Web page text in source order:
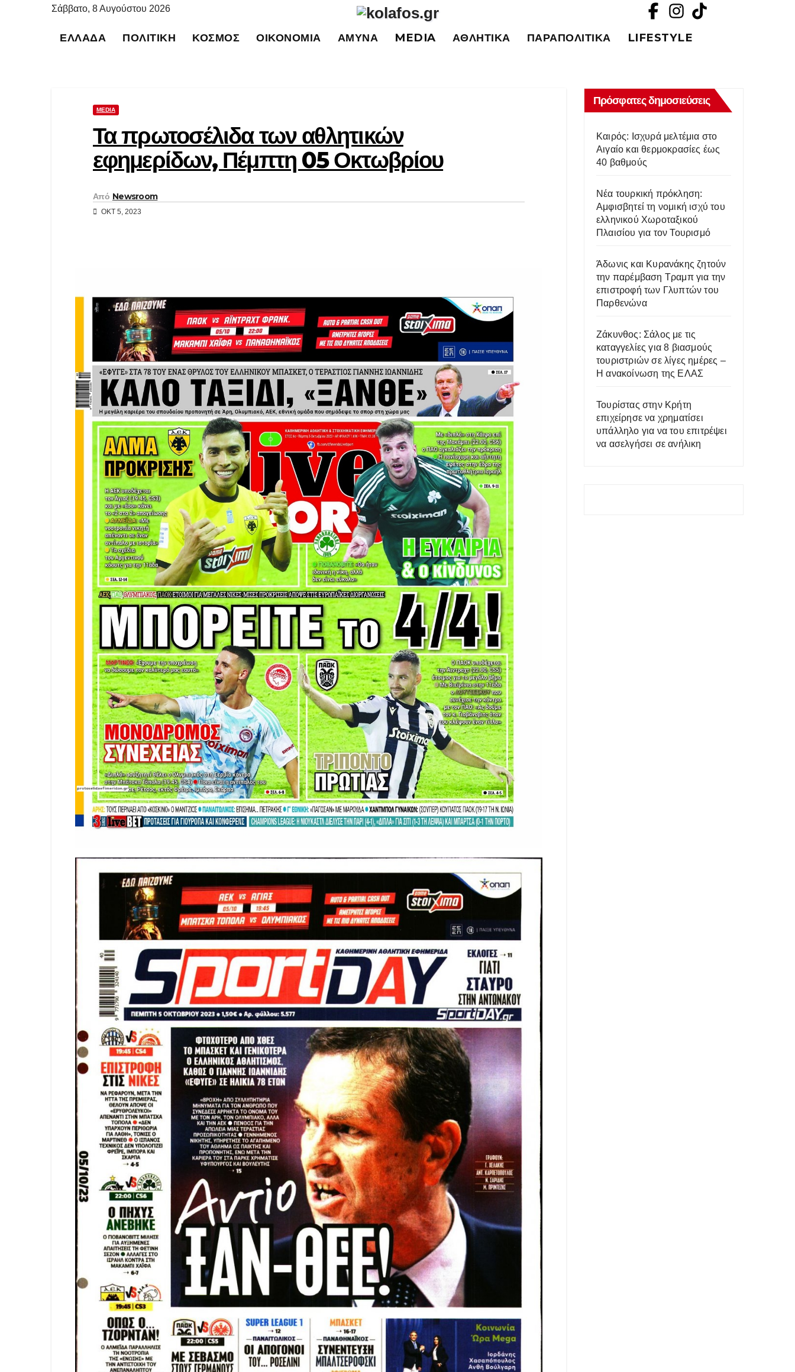
Σάββατο, 8 Αυγούστου 2026
ΕΛΛΆΔΑ ΠΟΛΙΤΙΚΉ ΚΌΣΜΟΣ ΟΙΚΟΝΟΜΊΑ ΆΜΥΝΑ MEDIA ΑΘΛΗΤΙΚΆ ΠΑΡΑΠΟΛΙΤΙΚΆ LIFESTYLE
MEDIA
Τα πρωτοσέλιδα των αθλητικών
εφημερίδων, Πέμπτη 05 Οκτωβρίου
Από Newsroom
ΟΚΤ 5, 2023
Πρόσφατες δημοσιεύσεις
Καιρός: Iσχυρά μελτέμια στο
Αιγαίο και θερμοκρασίες έως
40 βαθμούς
Νέα τουρκική πρόκληση:
Aμφισβητεί τη νομική ισχύ του
ελληνικού Χωροταξικού
Πλαισίου για τον Τουρισμό
Άδωνις και Κυρανάκης ζητούν
την παρέμβαση Τραμπ για την
επιστροφή των Γλυπτών του
Παρθενώνα
Ζάκυνθος: Σάλος με τις
καταγγελίες για 8 βιασμούς
τουριστριών σε λίγες ημέρες –
Η ανακοίνωση της ΕΛΑΣ
Τουρίστας στην Κρήτη
επιχείρησε να χρηματίσει
υπάλληλο για να του επιτρέψει
να ασελγήσει σε ανήλικη